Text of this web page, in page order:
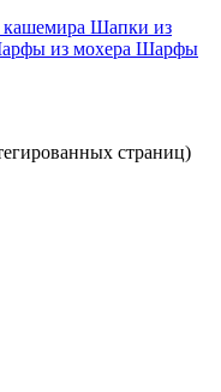
Шапки из
из мохера Шарфы
страниц)